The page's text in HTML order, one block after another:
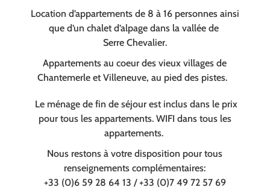
Location d’appartements de 8 à 16 personnes ainsi
que d’un chalet d’alpage dans la vallée de
Serre Chevalier.
Appartements au coeur des vieux villages de
Chantemerle et Villeneuve, au pied des pistes.
Le ménage de fin de séjour est inclus dans le prix
pour tous les appartements. WIFI dans tous les
appartements.
Nous restons à votre disposition pour tous
renseignements complémentaires:
+33 (0)6 59 28 64 13 / +33 (0)7 49 72 57 69